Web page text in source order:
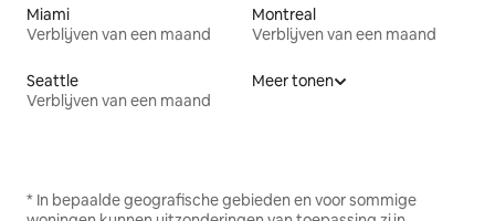
Miami
Verblijven van een maand
Montreal
Verblijven van een maand
Seattle
Verblijven van een maand
Meer tonen
* In bepaalde geografische gebieden en voor sommige